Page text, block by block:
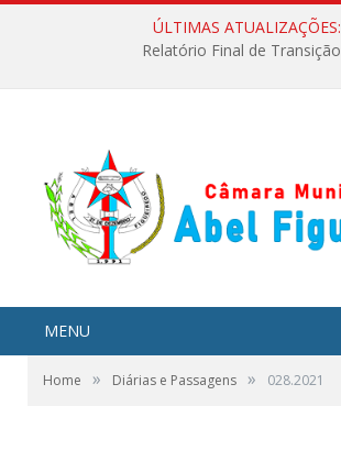
ÚLTIMAS ATUALIZAÇÕES:
Relatório Final de Transição
MENU
Home » Diárias e Passagens » 028.2021